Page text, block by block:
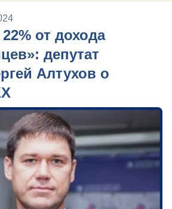
от дохода
депутат
Алтухов о